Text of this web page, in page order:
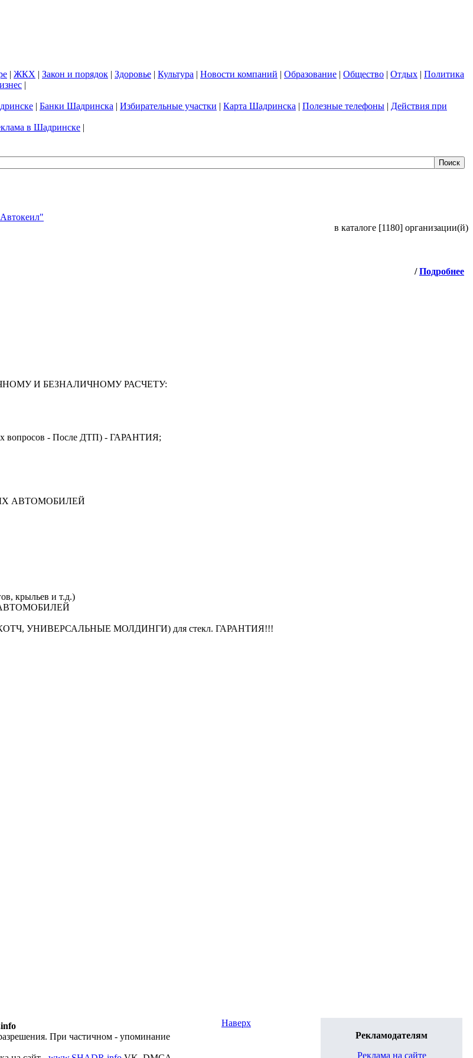
| ЖКХ | Закон и порядок | Здоровье | Культура | Новости компаний | Образование | Общество | Отдых | Политика
|
| Банки Шадринска | Избирательные участки | Карта Шадринска | Полезные телефоны | Действия при
в Шадринске |
в каталоге [1180] организации(й)
/ Подробнее
И БЕЗНАЛИЧНОМУ РАСЧЕТУ:
вопросов - После ДТП) - ГАРАНТИЯ;
АВТОМОБИЛЕЙ
крыльев и т.д.)
СКОТЧ, УНИВЕРСАЛЬНЫЕ МОЛДИНГИ) для стекл. ГАРАНТИЯ!!!
При частичном - упоминание
Рекламодателям
Реклама на сайте
Наверх